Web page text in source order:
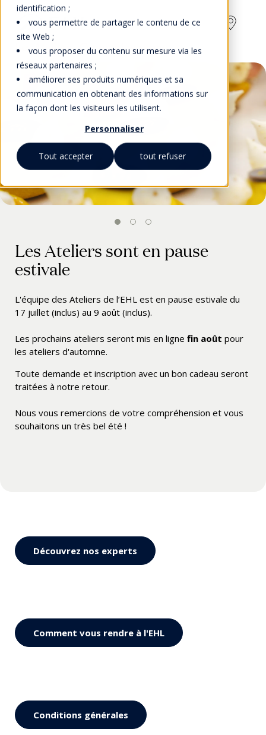
identification ;
vous permettre de partager le contenu de ce
site Web ;
vous proposer du contenu sur mesure via les
réseaux partenaires ;
améliorer ses produits numériques et sa
communication en obtenant des informations sur
la façon dont les visiteurs les utilisent.
Personnaliser
Tout accepter tout refuser
Les Ateliers - Campus Lausanne
Les Ateliers sont en pause
estivale
L'équipe des Ateliers de l’EHL est en pause estivale du
17 juillet (inclus) au 9 août (inclus).
Les prochains ateliers seront mis en ligne fin août pour
les ateliers d'automne.
Toute demande et inscription avec un bon cadeau seront
traitées à notre retour.
Nous vous remercions de votre compréhension et vous
souhaitons un très bel été !
Découvrez nos experts
Comment vous rendre à l'EHL
Conditions générales